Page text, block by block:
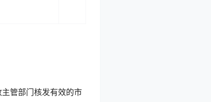
管部门核发有效的市